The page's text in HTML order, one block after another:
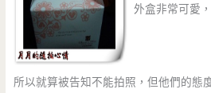
外盒非常可愛
所以就算被告知不能拍照，但他們的態